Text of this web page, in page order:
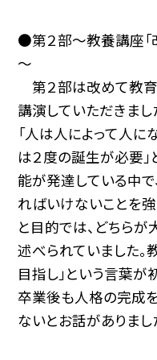
●第２部～教養講座「
～
第２部は改めて教
講演していただきまし
「人は人によって人に
は２度の誕生が必要
能が発達している中で
ればいけないことを強
と目的では、どちらが
述べられていました。
目指し」という言葉
卒業後も人格の完成
ないとお話がありまし